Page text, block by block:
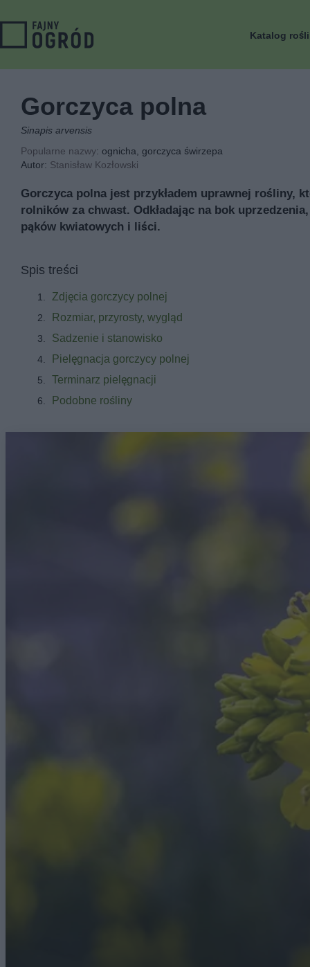
Katalog
Gorczyca polna
Sinapis arvensis
Popularne nazwy: ognicha, gorczyca świrzepa
Autor: Stanisław Kozłowski
Gorczyca polna jest przykładem uprawnej rośliny,
rolników za chwast. Odkładając na bok
pąków kwiatowych i liści.
Spis treści
Zdjęcia gorczycy polnej
Rozmiar, przyrosty, wygląd
Sadzenie i stanowisko
Pielęgnacja gorczycy polnej
Terminarz pielęgnacji
Podobne rośliny